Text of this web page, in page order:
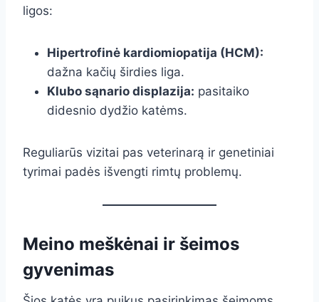
ligos:
Hipertrofinė kardiomiopatija (HCM):
dažna kačių širdies liga.
Klubo sąnario displazija: pasitaiko
didesnio dydžio katėms.
Reguliarūs vizitai pas veterinarą ir genetiniai
tyrimai padės išvengti rimtų problemų.
Meino meškėnai ir šeimos
gyvenimas